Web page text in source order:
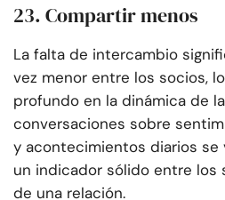
23. Compartir menos
La falta de intercambio
vez menor entre los socios,
profundo en la dinámica de
conversaciones sobre
y acontecimientos diarios se
un indicador sólido entre los
de una relación.